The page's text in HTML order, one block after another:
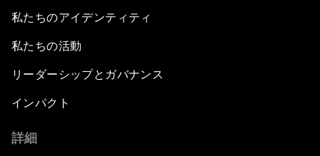
私たちのアイデンティティ
私たちの活動
リーダーシップとガバナンス
インパクト
詳細